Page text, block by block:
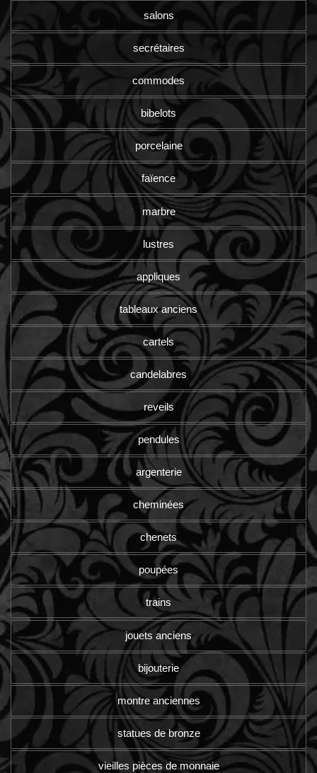
salons
secrétaires
commodes
bibelots
porcelaine
faïence
marbre
lustres
appliques
tableaux anciens
cartels
candelabres
reveils
pendules
argenterie
cheminées
chenets
poupées
trains
jouets anciens
bijouterie
montre anciennes
statues de bronze
vieilles pièces de monnaie